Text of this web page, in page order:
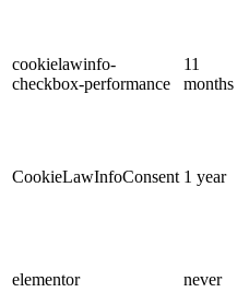
cookielawinfo-
checkbox-performance
11
months
CookieLawInfoConsent 1 year
elementor never